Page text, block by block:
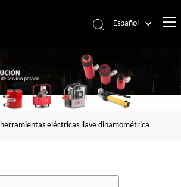
Español
Français
العربية
English
herramientas eléctricas llave dinamométrica